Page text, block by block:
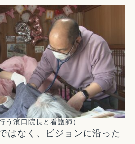
う濱口院長と看護師）
はなく、ビジョンに沿った